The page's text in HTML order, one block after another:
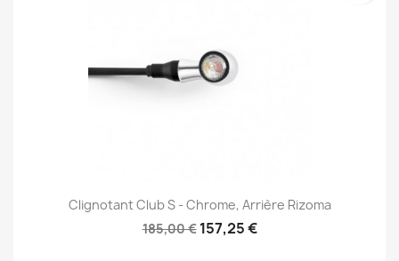
Clignotant Club S - Chrome, Arrière Rizoma
185,00 € 157,25 €